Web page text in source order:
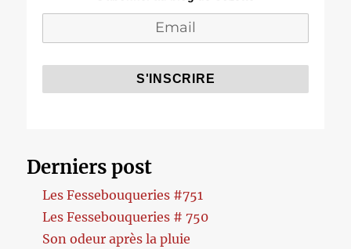
Derniers post
Les Fessebouqueries #751
Les Fessebouqueries # 750
Son odeur après la pluie